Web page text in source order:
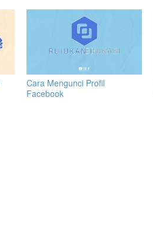
Cara Mengunci Profil
Facebook